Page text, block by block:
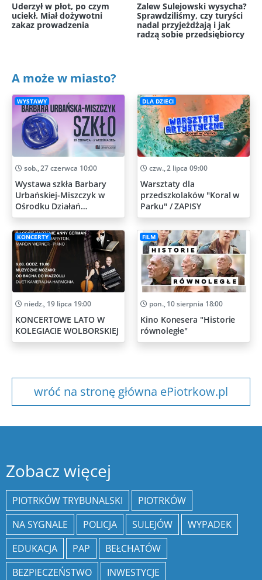
Uderzył w płot, po czym
uciekł. Miał dożywotni
zakaz prowadzenia
Zalew Sulejowski wysycha?
Sprawdziliśmy, czy turyści
nadal przyjeżdżają i jak
radzą sobie przedsiębiorcy
A może w miasto?
WYSTAWY
sob., 27 czerwca 10:00
Wystawa szkła Barbary
Urbańskiej-Miszczyk w
Ośrodku Działań
Artystycznych
DLA DZIECI
czw., 2 lipca 09:00
Warsztaty dla
przedszkolaków "Koral w
Parku" / ZAPISY
KONCERTY
niedz., 19 lipca 19:00
KONCERTOWE LATO W
KOLEGIACIE WOLBORSKIEJ
FILM
pon., 10 sierpnia 18:00
Kino Konesera "Historie
równoległe"
wróć na stronę główna ePiotrkow.pl
Zobacz więcej
PIOTRKÓW TRYBUNALSKI
PIOTRKÓW
NA SYGNALE
POLICJA SULEJÓW
WYPADEK
EDUKACJA
PAP
BEŁCHATÓW
BEZPIECZEŃSTWO
INWESTYCJE